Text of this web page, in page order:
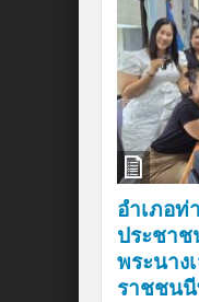
อำเภอท่
ประชาช
พระนาง
ราชชน